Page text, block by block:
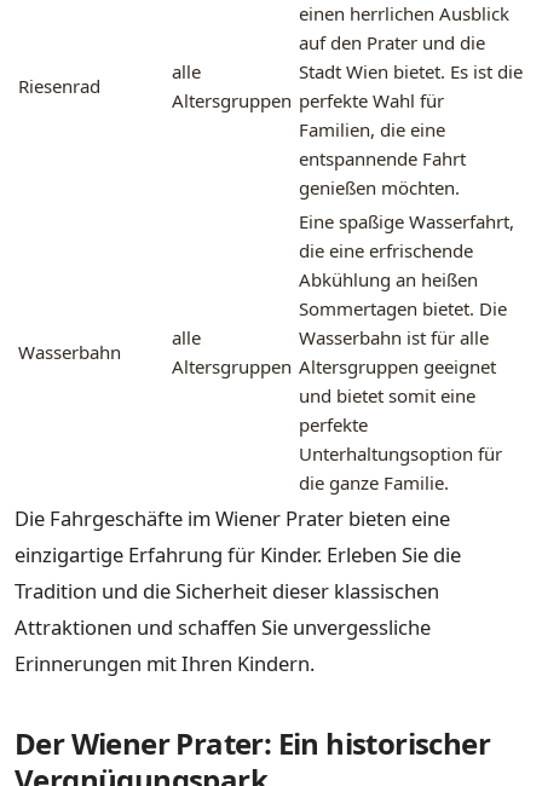
Riesenrad
alle
Altersgruppen
einen herrlichen Ausblick
auf den Prater und die
Stadt Wien bietet. Es ist die
perfekte Wahl für
Familien, die eine
entspannende Fahrt
genießen möchten.
Wasserbahn
alle
Altersgruppen
Eine spaßige Wasserfahrt,
die eine erfrischende
Abkühlung an heißen
Sommertagen bietet. Die
Wasserbahn ist für alle
Altersgruppen geeignet
und bietet somit eine
perfekte
Unterhaltungsoption für
die ganze Familie.
Die Fahrgeschäfte im Wiener Prater bieten eine
einzigartige Erfahrung für Kinder. Erleben Sie die
Tradition und die Sicherheit dieser klassischen
Attraktionen und schaffen Sie unvergessliche
Erinnerungen mit Ihren Kindern.
Der Wiener Prater: Ein historischer